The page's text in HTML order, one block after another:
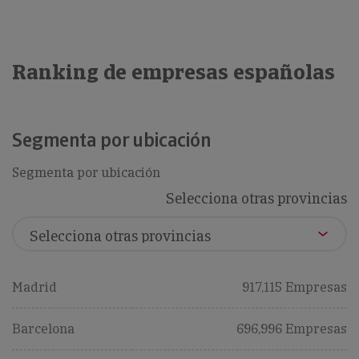
Ranking de empresas españolas
Segmenta por ubicación
Segmenta por ubicación
Selecciona otras provincias
Madrid 917,115 Empresas
Barcelona 696,996 Empresas